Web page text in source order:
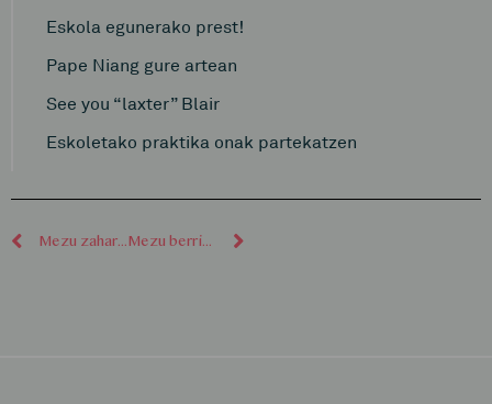
Eskola egunerako prest!
Pape Niang gure artean
See you “laxter” Blair
Eskoletako praktika onak partekatzen
Mezu zaharragoak Mezu berriagoak